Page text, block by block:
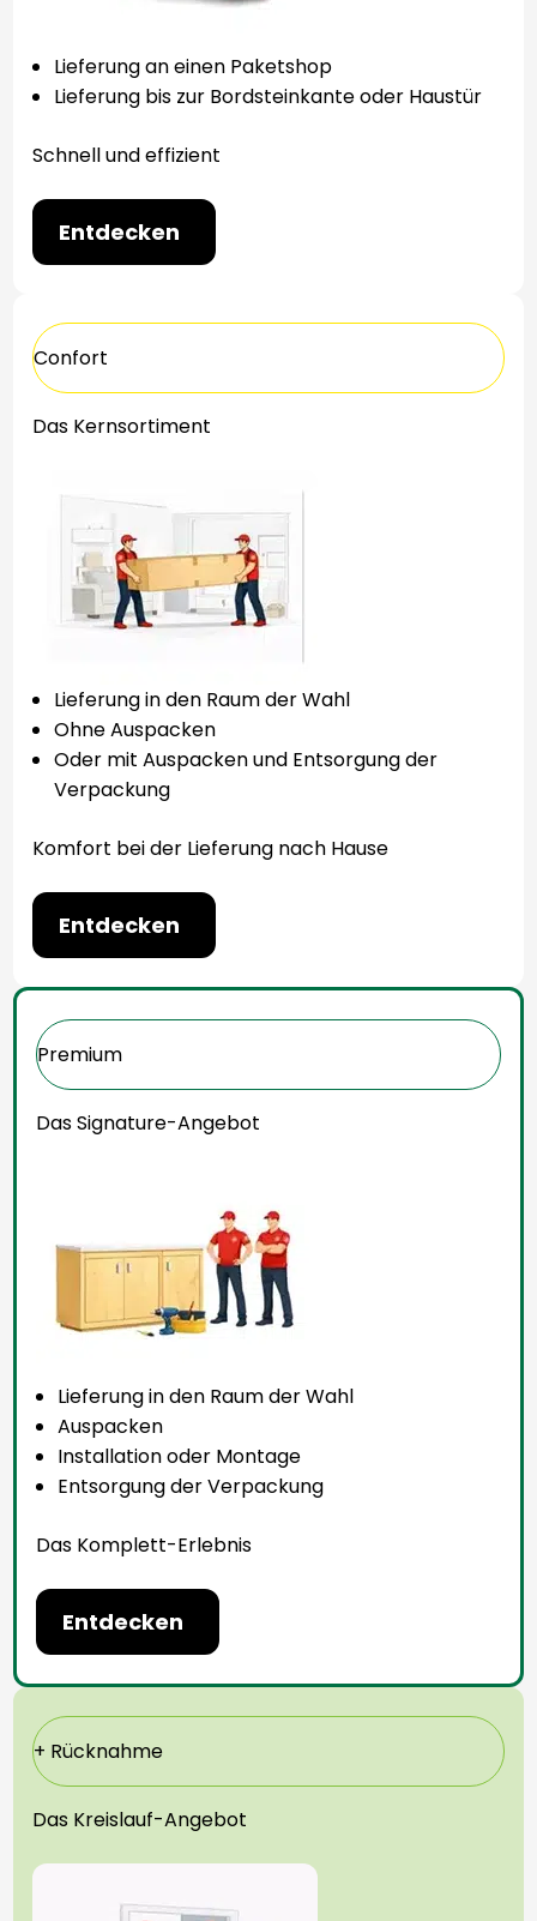
Lieferung an einen Paketshop
Lieferung bis zur Bordsteinkante oder Haustür
Schnell und effizient
Entdecken
Confort
Das Kernsortiment
Lieferung in den Raum der Wahl
Ohne Auspacken
Oder mit Auspacken und Entsorgung der
Verpackung
Komfort bei der Lieferung nach Hause
Entdecken
Premium
Das Signature-Angebot
Lieferung in den Raum der Wahl
Auspacken
Installation oder Montage
Entsorgung der Verpackung
Das Komplett-Erlebnis
Entdecken
+ Rücknahme
Das Kreislauf-Angebot